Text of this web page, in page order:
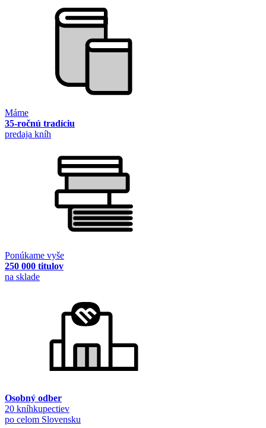
Máme
35-ročnú tradíciu
predaja kníh
Ponúkame vyše
250 000 titulov
na sklade
Osobný odber
20 kníhkupectiev
po celom Slovensku